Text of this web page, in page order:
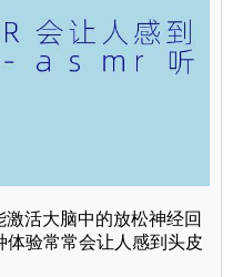
活大脑中的放松神经回
体验常常会让人感到头皮